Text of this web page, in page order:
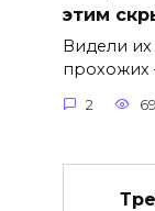
этим
Видели их
прохожих
2